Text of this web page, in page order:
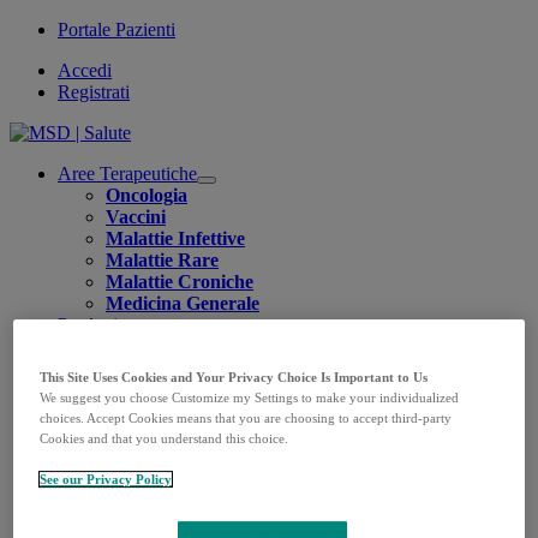
Portale Pazienti
Accedi
Registrati
Aree Terapeutiche
Open
Oncologia
Vaccini
Malattie Infettive
Malattie Rare
Malattie Croniche
Medicina Generale
Prodotti
KEYTRUDA
LENVIMA
LYNPARZA
Vaccini
GARDASIL 9
PROQUAD
This Site Uses Cookies and Your Privacy Choice Is Important to Us
We suggest you choose Customize my Settings to make your individualized
choices. Accept Cookies means that you are choosing to accept third-party
Cookies and that you understand this choice.
See our Privacy Policy